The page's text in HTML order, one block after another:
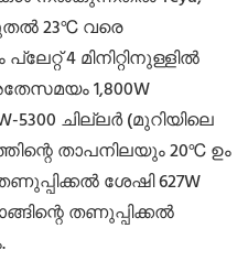
23℃ വരെ
4 മിനിറ്റിനുള്ളിൽ
1,800W
ചില്ലർ (മുറിയിലെ
താപനിലയും 20℃ ഉം
ശേഷി 627W
തണുപ്പിക്കൽ